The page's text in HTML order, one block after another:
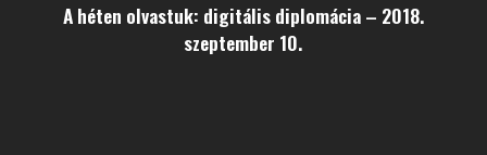
A héten olvastuk: digitális diplomácia – 2018.
szeptember 10.